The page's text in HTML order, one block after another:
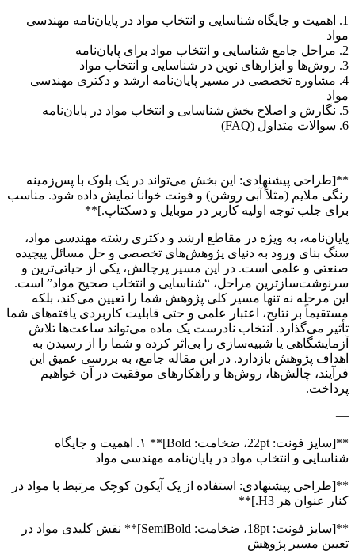
1. اهمیت و جایگاه شناسایی و انتخاب مواد در پایان‌نامه مهندسی
مواد
2. مراحل جامع شناسایی و انتخاب مواد برای پایان‌نامه
3. روش‌ها و ابزارهای نوین در شناسایی و انتخاب مواد
4. مشاوره تخصصی در مسیر پایان‌نامه ارشد و دکتری مهندسی
مواد
5. نگارش و اصلاح بخش شناسایی و انتخاب مواد در پایان‌نامه
6. سوالات متداول (FAQ)
—
**[طراحی پیشنهادی: این بخش می‌تواند در یک بلوک با پس‌زمینه
رنگی ملایم (مثلاً آبی روشن) و فونت خوانا نمایش داده شود. مناسب
برای جلب توجه اولیه کاربر در موبایل و دسکتاپ.]**
پایان‌نامه، به ویژه در مقاطع ارشد و دکتری رشته مهندسی مواد،
سنگ بنای ورود به دنیای پژوهش‌های تخصصی و حل مسائل پیچیده
صنعتی و علمی است. در این مسیر پرچالش، یکی از حیاتی‌ترین و
سرنوشت‌سازترین مراحل، “شناسایی و انتخاب صحیح مواد” است.
این مرحله نه تنها مسیر کلی پژوهش شما را تعیین می‌کند، بلکه
مستقیماً بر نتایج، اعتبار علمی و حتی قابلیت کاربردی یافته‌های شما
تأثیر می‌گذارد. انتخاب نادرست یک ماده می‌تواند ساعت‌ها تلاش
آزمایشگاهی یا شبیه‌سازی را بی‌اثر کرده و شما را از رسیدن به
اهداف پژوهش بازدارد. در این مقاله جامع، به بررسی عمیق این
فرآیند، چالش‌ها، روش‌ها و راهکارهای موفقیت در آن خواهیم
پرداخت.
—
**[سایز فونت: 22pt، ضخامت: Bold]** ۱. اهمیت و جایگاه
شناسایی و انتخاب مواد در پایان‌نامه مهندسی مواد
**[طراحی پیشنهادی: استفاده از یک آیکون کوچک مرتبط با مواد در
کنار عنوان هر H3.]**
**[سایز فونت: 18pt، ضخامت: SemiBold]** نقش کلیدی مواد در
تعیین مسیر پژوهش